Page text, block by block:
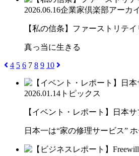
2026.06.16企業家倶楽部アーカ
【私の信条】ファーストリ
真っ当に生きる
4 5 6 7 8 9 10
2026.01.14 トピックス
【イベント・レポート】日本
日本一は“家の修理サービス”